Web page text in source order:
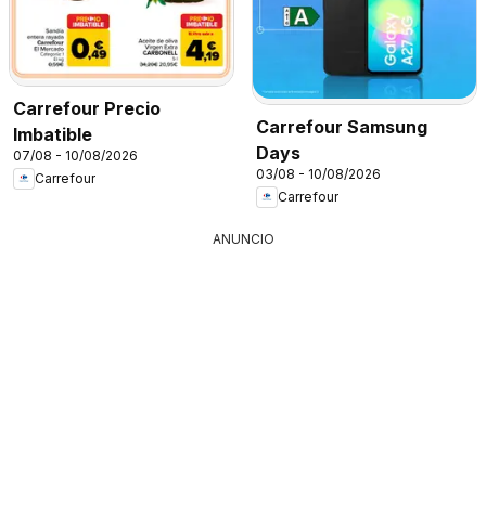
Carrefour Precio
Imbatible
07/08 - 10/08/2026
Carrefour
Carrefour Samsung
Days
03/08 - 10/08/2026
Carrefour
ANUNCIO